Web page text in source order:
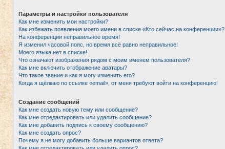
Параметры и настройки пользователя
Как мне изменить мои настройки?
Как избежать появления моего имени в списке «Кто сейчас на конференции»?
На конференции неправильное время!
Я изменил часовой пояс, но время всё равно неправильное!
Моего языка нет в списке!
Что означают изображения рядом с моим именем пользователя?
Как мне включить отображение аватары?
Что такое звание и как я могу изменить его?
Когда я щёлкаю по ссылке «email», от меня требуют войти на конференцию!
Создание сообщений
Как мне создать новую тему или сообщение?
Как мне отредактировать или удалить сообщение?
Как мне добавить подпись к своему сообщению?
Как мне создать опрос?
Почему я не могу добавить больше вариантов ответа?